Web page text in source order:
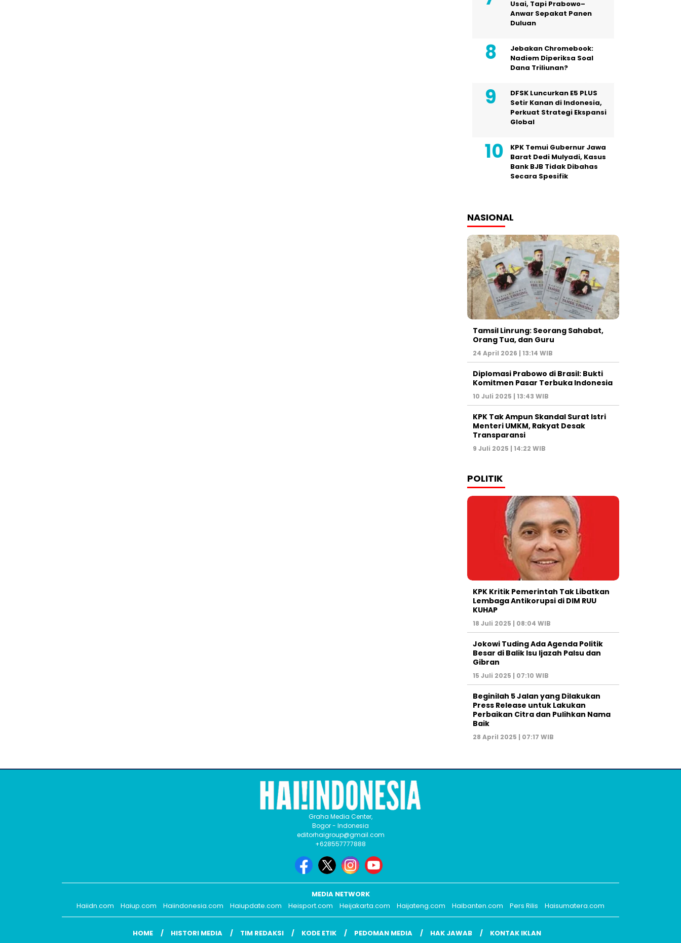
Usai, Tapi Prabowo–
Anwar Sepakat Panen
Duluan
Jebakan Chromebook:
Nadiem Diperiksa Soal
Dana Triliunan?
DFSK Luncurkan E5 PLUS
Setir Kanan di Indonesia,
Perkuat Strategi Ekspansi
Global
KPK Temui Gubernur Jawa
Barat Dedi Mulyadi, Kasus
Bank BJB Tidak Dibahas
Secara Spesifik
NASIONAL
Tamsil Linrung: Seorang Sahabat,
Orang Tua, dan Guru
24 April 2026 | 13:14 WIB
Diplomasi Prabowo di Brasil: Bukti
Komitmen Pasar Terbuka Indonesia
10 Juli 2025 | 13:43 WIB
KPK Tak Ampun Skandal Surat Istri
Menteri UMKM, Rakyat Desak
Transparansi
9 Juli 2025 | 14:22 WIB
POLITIK
KPK Kritik Pemerintah Tak Libatkan
Lembaga Antikorupsi di DIM RUU
KUHAP
18 Juli 2025 | 08:04 WIB
Jokowi Tuding Ada Agenda Politik
Besar di Balik Isu Ijazah Palsu dan
Gibran
15 Juli 2025 | 07:10 WIB
Beginilah 5 Jalan yang Dilakukan
Press Release untuk Lakukan
Perbaikan Citra dan Pulihkan Nama
Baik
28 April 2025 | 07:17 WIB
Graha Media Center,
Bogor - Indonesia
editorhaigroup@gmail.com
+628557777888
MEDIA NETWORK
Haiidn.com
Haiup.com Haiindonesia.com Haiupdate.com Heisport.com Heijakarta.com Haijateng.com Haibanten.com Pers Rilis Haisumatera.com
HOME HISTORI MEDIA TIM REDAKSI KODE ETIK PEDOMAN MEDIA HAK JAWAB KONTAK IKLAN